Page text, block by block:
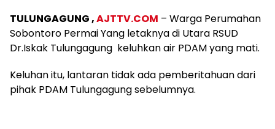
TULUNGAGUNG ,AJTTV.COM – Warga Perumahan
Sobontoro Permai Yang letaknya di Utara RSUD
Dr.Iskak Tulungagung keluhkan air PDAM yang mati.
Keluhan itu, lantaran tidak ada pemberitahuan dari
pihak PDAM Tulungagung sebelumnya.